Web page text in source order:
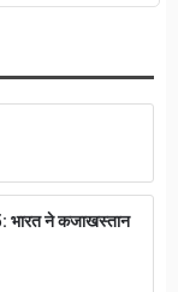
ने कजाखस्तान